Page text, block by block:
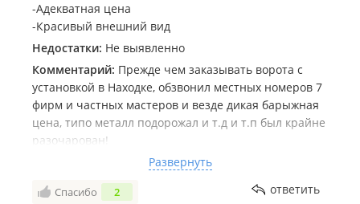
-Адекватная цена
-Красивый внешний вид
Недостатки: Не выявленно
Комментарий: Прежде чем заказывать ворота с
установкой в Находке, обзвонил местных номеров 7
фирм и частных мастеров и везде дикая барыжная
цена, типо металл подорожал и т.д и т.п был крайне
разочарован!
Но потом нашёл это объявление и был приятно
удивлён, когда мне ответили, что ДАЖЕ С
ДОСТАВКОЙ ИЗ ВЛАДИВОСТОКА на 30 тыс
Развернуть
Спасибо 2 ответить